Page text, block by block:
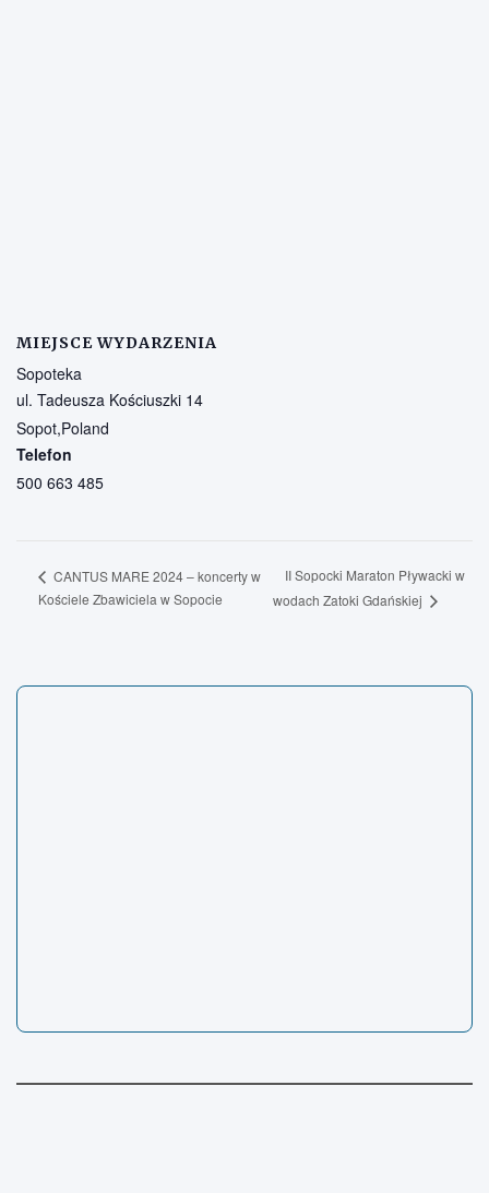
MIEJSCE WYDARZENIA
Sopoteka
ul. Tadeusza Kościuszki 14
Sopot,Poland
Telefon
500 663 485
CANTUS MARE 2024 – koncerty w
Kościele Zbawiciela w Sopocie
II Sopocki Maraton Pływacki w
wodach Zatoki Gdańskiej